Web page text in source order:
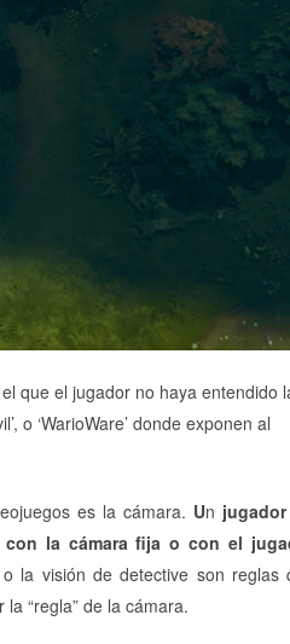
que el jugador no haya entendido
o ‘WarioWare’ donde exponen al
es la cámara. Un
con la cámara fija o con el
la visión de detective son reglas
“regla” de la cámara.